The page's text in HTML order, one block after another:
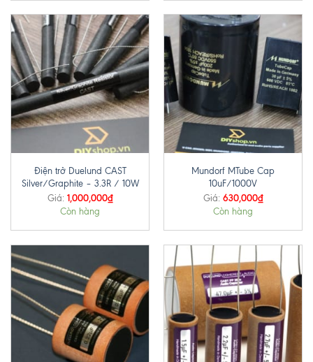
Điện trở Duelund CAST
Silver/Graphite – 3.3R / 10W
Giá: 1,000,000₫
Còn hàng
Mundorf MTube Cap
10uF/1000V
Giá: 630,000₫
Còn hàng